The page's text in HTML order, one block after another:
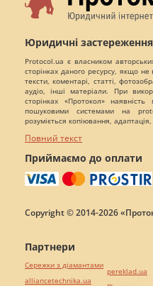
Юридичні застереження
Protocol.ua є власником
сторінках даного ресурсу, якщо
тексти, коментарі, статті,
аудіо, інші матеріали. При
сторінках «Протокол» наявність
пошуковими системами на
розуміється копіювання,
Повний текст
Приймаємо до оплати
Copyright © 2014-2026
Партнери
Сережки з діамантами
alliancetechnika.ua
pereklad.ua